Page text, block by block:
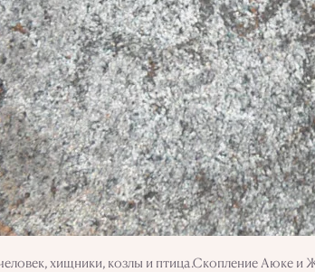
хищники, козлы и птица.Скопление Аюке